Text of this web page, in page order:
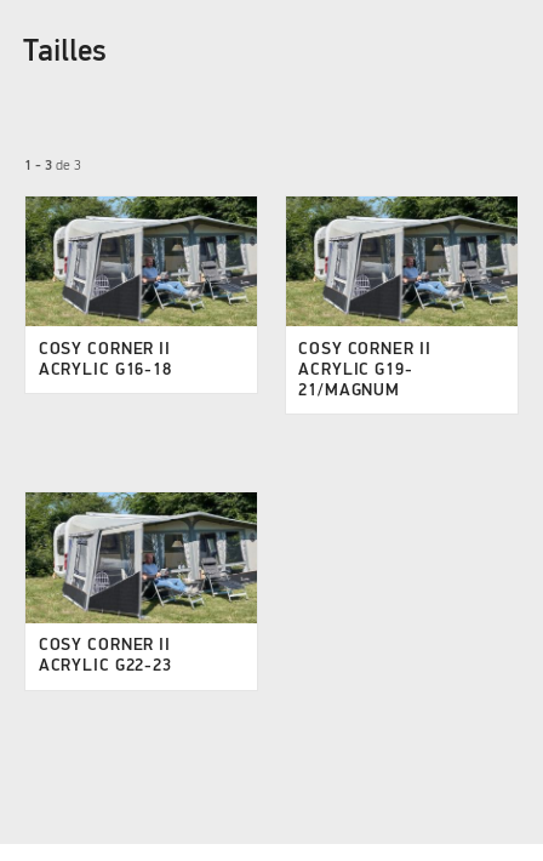
Tailles
1 - 3de 3
COSY CORNER II
ACRYLIC G16-18
COSY CORNER II
ACRYLIC G19-
21/MAGNUM
COSY CORNER II
ACRYLIC G22-23